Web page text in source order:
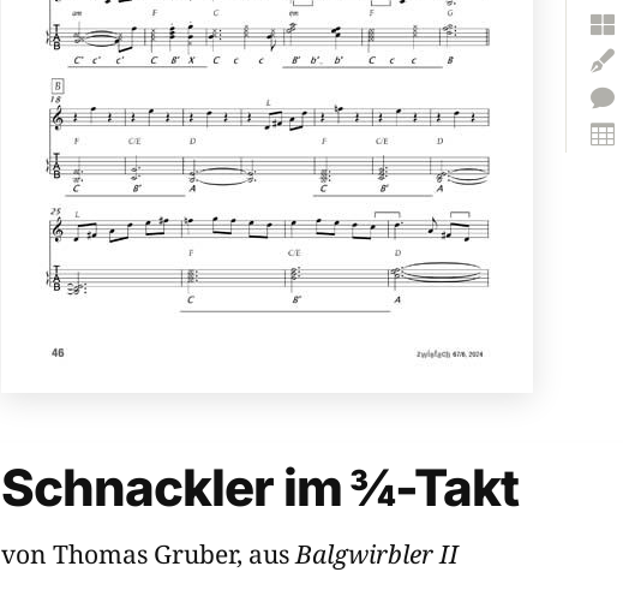




Schnackler im ¾-Takt
von Thomas Gruber, ausBalgwirbler II